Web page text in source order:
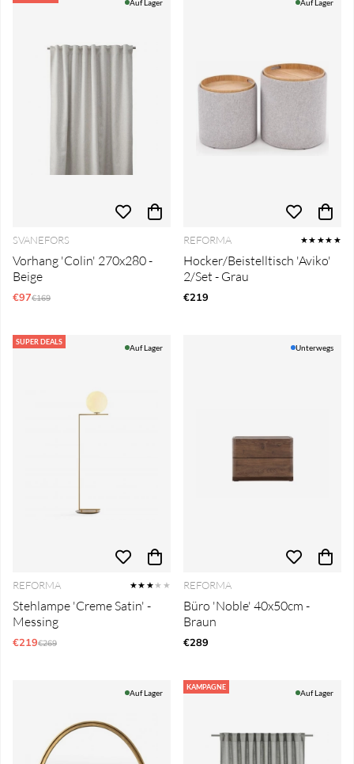
Auf Lager
SVANEFORS
Vorhang 'Colin' 270x280 -
Beige
€97Regulärer Preis:
€169
Auf Lager
REFORMA ★★★★★
Hocker/Beistelltisch 'Aviko'
2/Set - Grau
€219
SUPER DEALS
Auf Lager
REFORMA ★★★★★
Stehlampe 'Creme Satin' -
Messing
€219Regulärer Preis:
€269
Unterwegs
REFORMA
Büro 'Noble' 40x50cm -
Braun
€289
Auf Lager
KAMPAGNE
Auf Lager